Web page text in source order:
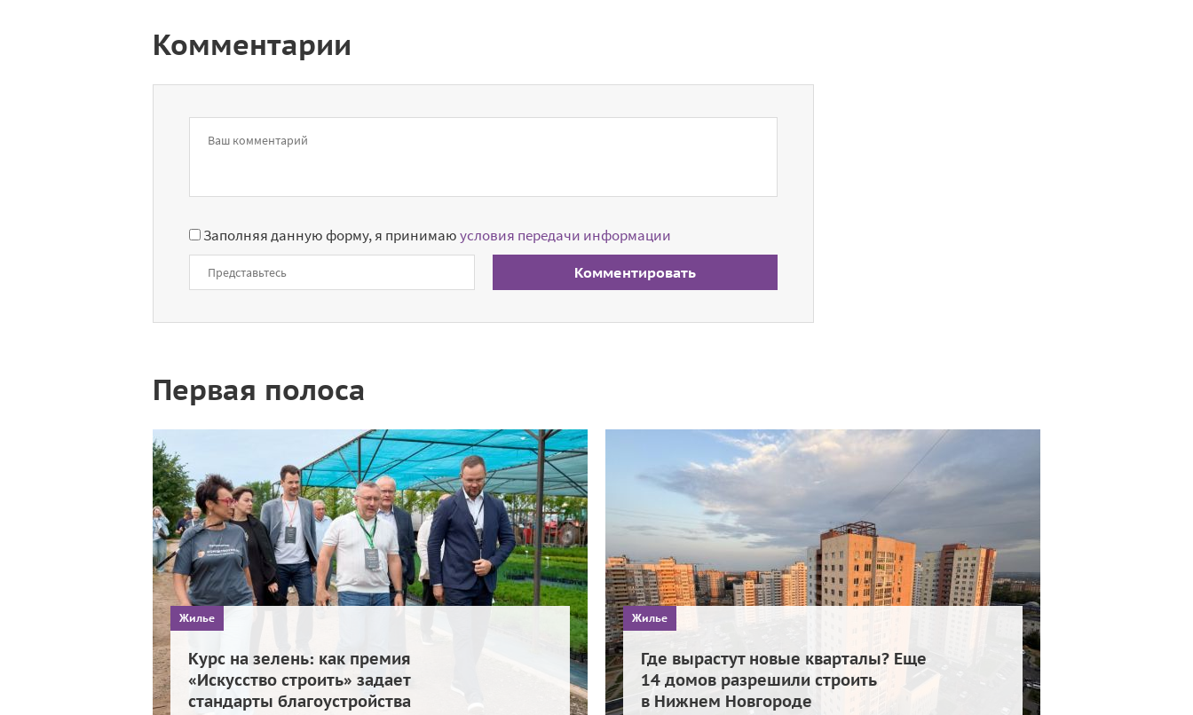
Комментарии
Заполняя данную форму, я принимаюусловия передачи информации
Комментировать
Первая полоса
Жилье
Курс на зелень: как премия
«Искусство строить» задает
стандарты благоустройства
Жилье
Где вырастут новые кварталы? Еще
14 домов разрешили строить
в Нижнем Новгороде